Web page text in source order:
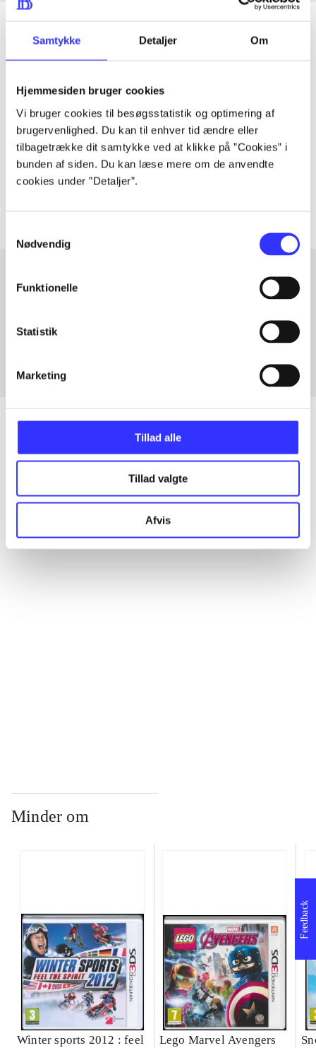
Samtykke Detaljer Om
Hjemmesiden bruger cookies
Vi bruger cookies til besøgsstatistik og optimering af
brugervenlighed. Du kan til enhver tid ændre eller
tilbagetrække dit samtykke ved at klikke på ”Cookies” i
bunden af siden. Du kan læse mere om de anvendte
cookies under ”Detaljer”.
Nødvendig
Funktionelle
Statistik
Marketing
Tillad alle
Tillad valgte
Afvis
Tidsskrift
lorem ipsum dolor sit amet ...
Tidsskrift
Artiklerne i handler ofte om
Fra
Artikler
Alle registrerede artikler fordelt på udgivelser
Minder om
Winter sports 2012 : feel
Lego Marvel Avengers
Feedback